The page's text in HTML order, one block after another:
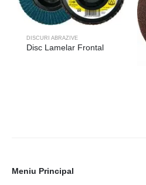
DISCURI ABRAZIVE
Disc Lamelar Frontal
Meniu Principal